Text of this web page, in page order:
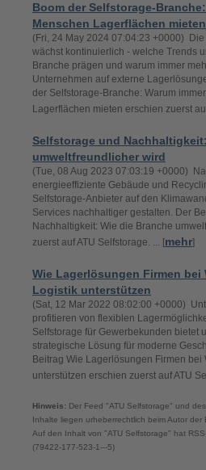
Boom der Selfstorage-
Menschen Lagerflächen mieten
(Fri, 24 May 2024 07:04:23 +0000)
wächst kontinuierlich - welche Trends
Branche prägen und warum immer
Unternehmen auf externe
der Selfstorage-Branche: Warum
Lagerflächen mieten erschien zuerst
Selfstorage und
umweltfreundlicher wird
(Tue, 08 Aug 2023 07:03:19 +0000)
energieeffiziente Gebäude und
Selfstorage-Anbieter auf den
Services nachhaltiger gestalten. Der
Nachhaltigkeit: Wie die Branche
zuerst auf ATU Selfstorage. ... [mehr]
Wie Lagerlösungen Firmen bei
Logistik unterstützen
(Sat, 12 Mar 2022 08:02:00 +0000)
profitieren von flexiblen
Selfstorage für Gewerbekunden bietet
strategische Lösung für moderne
Beitrag Wie Lagerlösungen Firmen bei
unterstützen erschien zuerst auf ATU
Hinweis: Der Feed "ATU Selfstorage" und
Inhalte liegen urheberrechtlich beim Autor der
Auf den Inhalt von "ATU Selfstorage" hat
(79422-177-523-1---5)